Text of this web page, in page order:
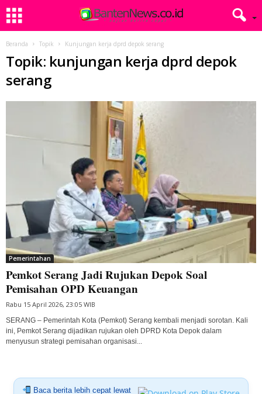
Beranda Topik Kunjungan kerja dprd depok serang
Topik: kunjungan kerja dprd depok
serang
Pemerintahan
Pemkot Serang Jadi Rujukan Depok Soal
Pemisahan OPD Keuangan
Rabu 15 April 2026, 23:05 WIB
SERANG – Pemerintah Kota (Pemkot) Serang kembali menjadi sorotan. Kali
ini, Pemkot Serang dijadikan rujukan oleh DPRD Kota Depok dalam
menyusun strategi pemisahan organisasi...
Baca berita lebih cepat lewat